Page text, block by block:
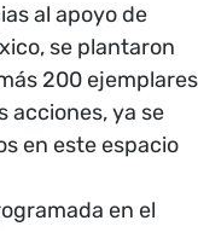
al apoyo de
se plantaron
200 ejemplares
acciones, ya se
en este espacio
en el